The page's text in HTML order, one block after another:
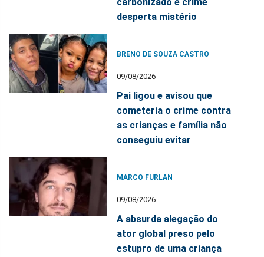
carbonizado e crime
desperta mistério
BRENO DE SOUZA CASTRO
09/08/2026
Pai ligou e avisou que
cometeria o crime contra
as crianças e família não
conseguiu evitar
MARCO FURLAN
09/08/2026
A absurda alegação do
ator global preso pelo
estupro de uma criança